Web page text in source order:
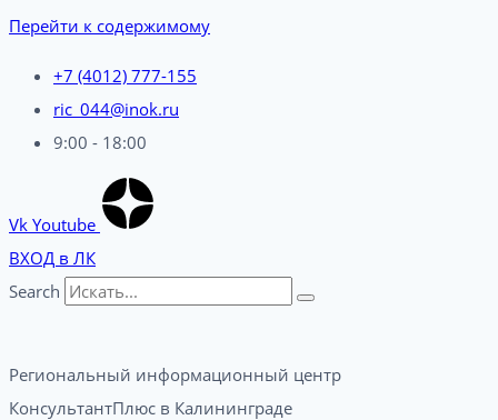
Перейти к содержимому
+7 (4012) 777-155
ric_044@inok.ru
9:00 - 18:00
Vk Youtube
ВХОД в ЛК
Search
Региональный информационный центр
КонсультантПлюс в Калининграде​